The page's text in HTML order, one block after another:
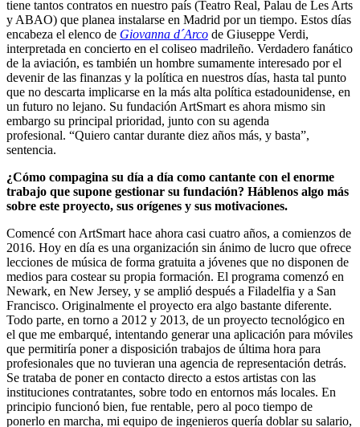
tiene tantos contratos en nuestro país (Teatro Real, Palau de Les Arts
y ABAO) que planea instalarse en Madrid por un tiempo. Estos días
encabeza el elenco de Giovanna d´Arco de Giuseppe Verdi,
interpretada en concierto en el coliseo madrileño. Verdadero fanático
de la aviación, es también un hombre sumamente interesado por el
devenir de las finanzas y la política en nuestros días, hasta tal punto
que no descarta implicarse en la más alta política estadounidense, en
un futuro no lejano. Su fundación ArtSmart es ahora mismo sin
embargo su principal prioridad, junto con su agenda
profesional. “Quiero cantar durante diez años más, y basta”,
sentencia.
¿Cómo compagina su día a día como cantante con el enorme
trabajo que supone gestionar su fundación? Háblenos algo más
sobre este proyecto, sus orígenes y sus motivaciones.
Comencé con ArtSmart hace ahora casi cuatro años, a comienzos de
2016. Hoy en día es una organización sin ánimo de lucro que ofrece
lecciones de música de forma gratuita a jóvenes que no disponen de
medios para costear su propia formación. El programa comenzó en
Newark, en New Jersey, y se amplió después a Filadelfia y a San
Francisco. Originalmente el proyecto era algo bastante diferente.
Todo parte, en torno a 2012 y 2013, de un proyecto tecnológico en
el que me embarqué, intentando generar una aplicación para móviles
que permitiría poner a disposición trabajos de última hora para
profesionales que no tuvieran una agencia de representación detrás.
Se trataba de poner en contacto directo a estos artistas con las
instituciones contratantes, sobre todo en entornos más locales. En
principio funcionó bien, fue rentable, pero al poco tiempo de
ponerlo en marcha, mi equipo de ingenieros quería doblar su salario,